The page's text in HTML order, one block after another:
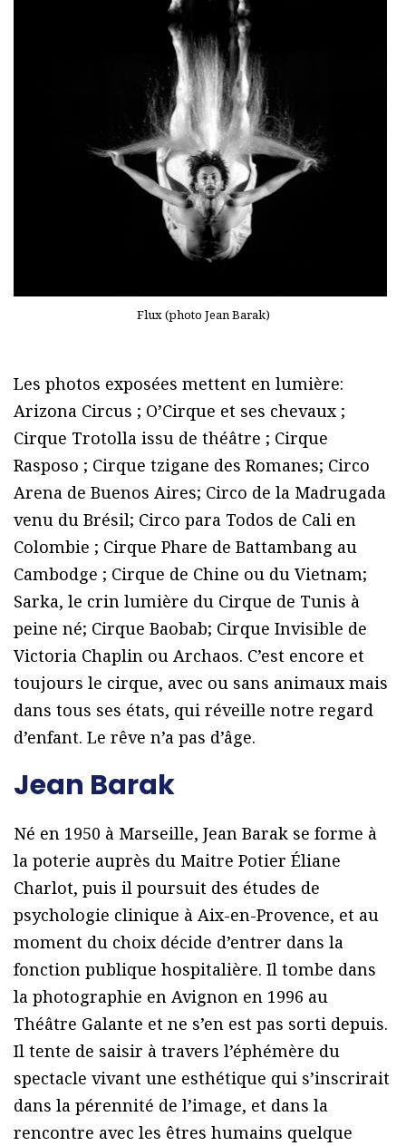
Flux (photo Jean Barak)
Les photos exposées mettent en lumière:
Arizona Circus ; O’Cirque et ses chevaux ;
Cirque Trotolla issu de théâtre ; Cirque
Rasposo ; Cirque tzigane des Romanes; Circo
Arena de Buenos Aires; Circo de la Madrugada
venu du Brésil; Circo para Todos de Cali en
Colombie ; Cirque Phare de Battambang au
Cambodge ; Cirque de Chine ou du Vietnam;
Sarka, le crin lumière du Cirque de Tunis à
peine né; Cirque Baobab; Cirque Invisible de
Victoria Chaplin ou Archaos. C’est encore et
toujours le cirque, avec ou sans animaux mais
dans tous ses états, qui réveille notre regard
d’enfant. Le rêve n’a pas d’âge.
Jean Barak
Né en 1950 à Marseille, Jean Barak se forme à
la poterie auprès du Maitre Potier Éliane
Charlot, puis il poursuit des études de
psychologie clinique à Aix-en-Provence, et au
moment du choix décide d’entrer dans la
fonction publique hospitalière. Il tombe dans
la photographie en Avignon en 1996 au
Théâtre Galante et ne s’en est pas sorti depuis.
Il tente de saisir à travers l’éphémère du
spectacle vivant une esthétique qui s’inscrirait
dans la pérennité de l’image, et dans la
rencontre avec les êtres humains quelque